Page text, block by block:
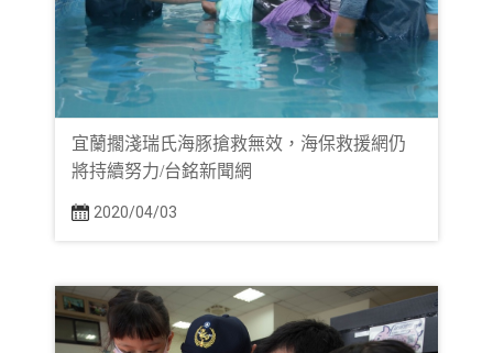
宜蘭擱淺瑞氏海豚搶救無效，海保救援網仍
將持續努力/台銘新聞網
2020/04/03